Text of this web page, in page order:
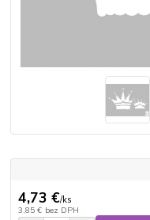
4,73 €/ks
3,85 € bez DPH